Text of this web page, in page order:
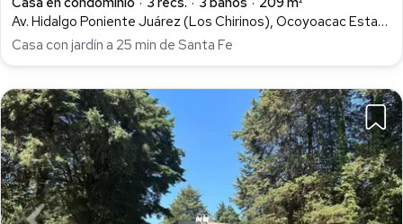
Av. Hidalgo Poniente Juárez (Los Chirinos), Ocoyoacac Estado De México, Juárez (Los Chirinos), Ocoyoacac
Casa con jardín a 25 min de Santa Fe